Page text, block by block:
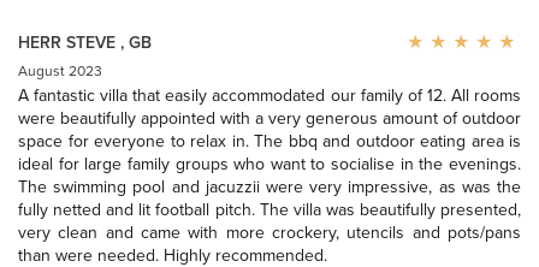
HERR STEVE , GB
August 2023
A fantastic villa that easily accommodated our family of 12. All rooms
were beautifully appointed with a very generous amount of outdoor
space for everyone to relax in. The bbq and outdoor eating area is
ideal for large family groups who want to socialise in the evenings.
The swimming pool and jacuzzii were very impressive, as was the
fully netted and lit football pitch. The villa was beautifully presented,
very clean and came with more crockery, utencils and pots/pans
than were needed. Highly recommended.